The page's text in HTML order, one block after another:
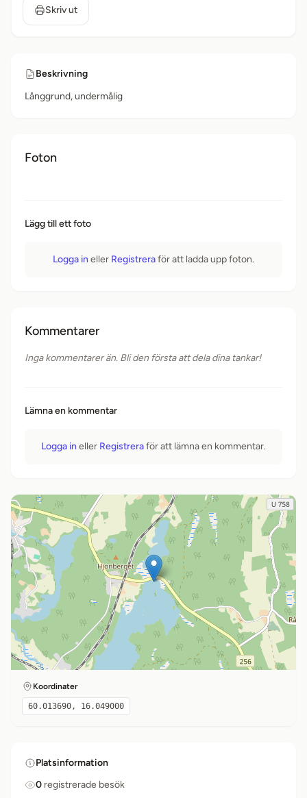
Skriv ut
Beskrivning
Långgrund, undermålig
Foton
Lägg till ett foto
Logga in eller Registreraför att ladda upp foton.
Kommentarer
Inga kommentarer än. Bli den första att dela dina tankar!
Lämna en kommentar
Logga in eller Registreraför att lämna en kommentar.
Koordinater
60.013690, 16.049000
Platsinformation
0 registrerade besök